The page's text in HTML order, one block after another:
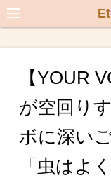
【YOUR
が空回り
ボに深い
「虫はよ